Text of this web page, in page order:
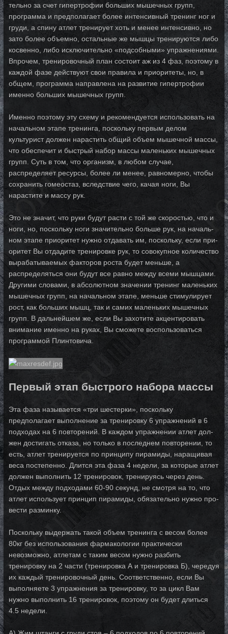
тель­но за счет гипертрофии больших мышечных групп,
программа и пред­по­ла­га­ет бо­лее интенсивный тренинг ног и
груди, а спину атлет тренирует хоть и ме­нее ин­тен­сив­но, но
за­то более объемно, остальные же мышцы тренируются либо
кос­вен­но, ли­бо ис­клю­чи­тель­но «подсобными» упражнениями.
Впрочем, тре­ни­ро­воч­ный план сос­то­ит аж из 4 фаз, поэтому в
каждой фазе действуют свои правила и приоритеты, но, в
общем, программа направлена на развитие гипертрофии
именно больших мышечных групп.
Именно поэтому эту схему и рекомендуется использовать на
начальном этапе тренинга, по­с­коль­ку первым делом
культурист должен нарастить общий объем мышечной массы,
что обес­пе­чит и быстрый набор массы маленьких мышечных
групп. Суть в том, что ор­га­низм, в лю­бом случае,
распределяет ресурсы, более ли менее, равномерно, чтобы
сох­ра­нить го­ме­ос­таз, вследствие чего, качая ноги, Вы
нарастите и массу рук.
Это не зна­чит, что ру­ки бу­дут рас­ти с той же скоростью, что и
ноги, но, поскольку ноги зна­чи­тель­но боль­ше рук, на на­чаль­
ном этапе приоритет нужно отдавать им, поскольку, если при­
о­ри­тет Вы отдадите тренировке рук, то совокупное количество
вырабатываемых факторов роста будет меньше, а
распределяться они будут все равно между всеми мышцами.
Дру­ги­ми словами, в абсолютном значении тренинг маленьких
мышечных групп, на на­чаль­ном эта­пе, меньше стимулирует
рост, как больших мышц, так и самих ма­лень­ких мы­шеч­ных
групп. В дальнейшем же, если Вы захотите акцентировать
внимание именно на ру­ках, Вы сможете воспользоваться
программой Плинтовича.
Первый этап быстрого набора массы
Эта фаза называется «три шестерки», поскольку
предполагает выполнение за тре­ни­ров­ку 6 упражнений в 6
подходах на 6 повторений. В каждом упражнении атлет дол­
жен дос­ти­гать отказа, но только в последнем повторении, то
есть, атлет тренируется по прин­ци­пу пи­ра­ми­ды, наращивая
веса постепенно. Длится эта фаза 4 недели, за ко­то­рые ат­лет
дол­жен вы­пол­нить 12 тренировок, тренируясь через день.
Отдых между под­хо­да­ми 60-90 секунд, не смотря на то, что
атлет использует принцип пирамиды, обязательно нуж­но про­
вес­ти разминку.
Поскольку выдержать такой объем тренинга с весом более
80кг без использования фармакологии практически
невозможно, атлетам с таким весом нуж­но раз­бить
тренировку на 2 части (тренировка А и тренировка Б), чередуя
их каждый тре­ни­ро­воч­ный день. Соответственно, если Вы
выполняете 3 упражнения за тренировку, то за цикл Вам
нужно выполнить 16 тренировок, поэтому он будет длиться
4.5 недели.